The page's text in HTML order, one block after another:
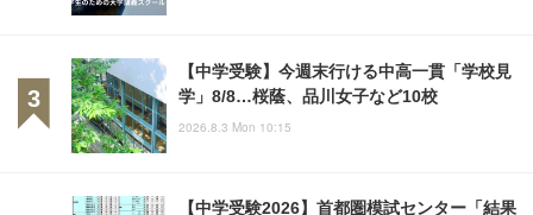
【中学受験】今週末行ける中高一貫「学校見
学」8/8…桜蔭、品川女子など10校
2026.8.3 Mon 10:15
【中学受験2026】首都圏模試センター「結果